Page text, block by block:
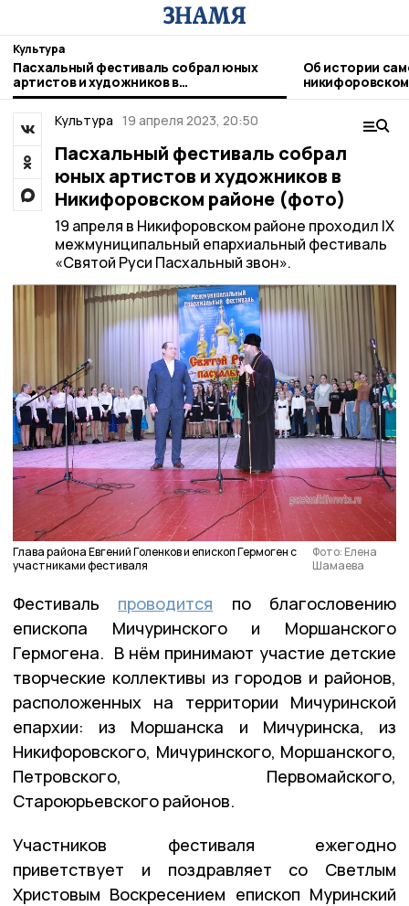
Культура
Пасхальный фестиваль собрал юных
артистов и художников в
Никифоровском районе (фото)
Об истории
Культура 19 апреля 2023, 20:50
Пасхальный фестиваль собрал
юных артистов и художников в
Никифоровском районе (фото)
19 апреля в Никифоровском районе проходил IX
межмуниципальный епархиальный фестиваль
«Святой Руси Пасхальный звон».
Глава района Евгений Голенков и епископ Гермоген с
участниками фестиваля
Фото: Елена
Шамаева
Фестиваль проводится по благословению
епископа Мичуринского и Моршанского
Гермогена. В нём принимают участие детские
творческие коллективы из городов и районов,
расположенных на территории Мичуринской
епархии: из Моршанска и Мичуринска, из
Никифоровского, Мичуринского, Моршанского,
Петровского, Первомайского,
Староюрьевского районов.
Участников фестиваля ежегодно
приветствует и поздравляет со Светлым
Христовым Воскресением епископ Муринский